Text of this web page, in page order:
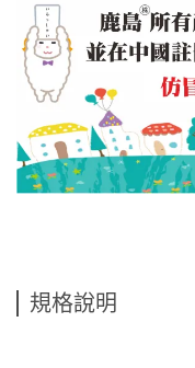
規格說明